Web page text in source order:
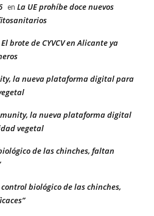
en La UE prohíbe doce nuevos
El brote de CYVCV en Alicante ya
la nueva plataforma digital para
la nueva plataforma digital
vegetal
de las chinches, faltan
control biológico de las chinches,